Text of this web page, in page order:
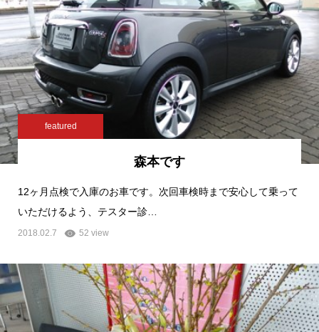
featured
森本です
12ヶ月点検で入庫のお車です。次回車検時まで安心して乗って
いただけるよう、テスター診…
2018.02.7 52 view